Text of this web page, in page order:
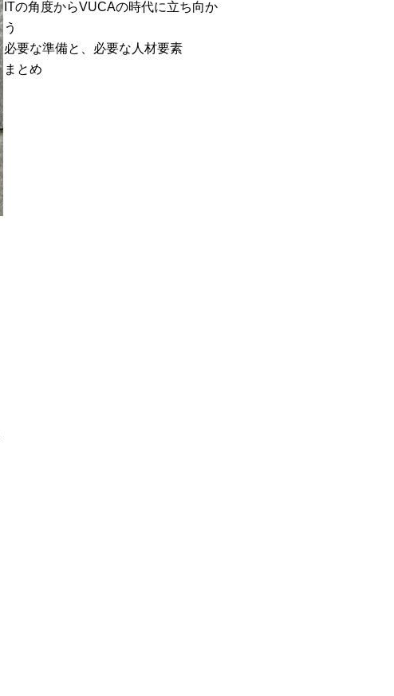
ITの角度からVUCAの時代に立ち向か
う
必要な準備と、必要な人材要素
まとめ